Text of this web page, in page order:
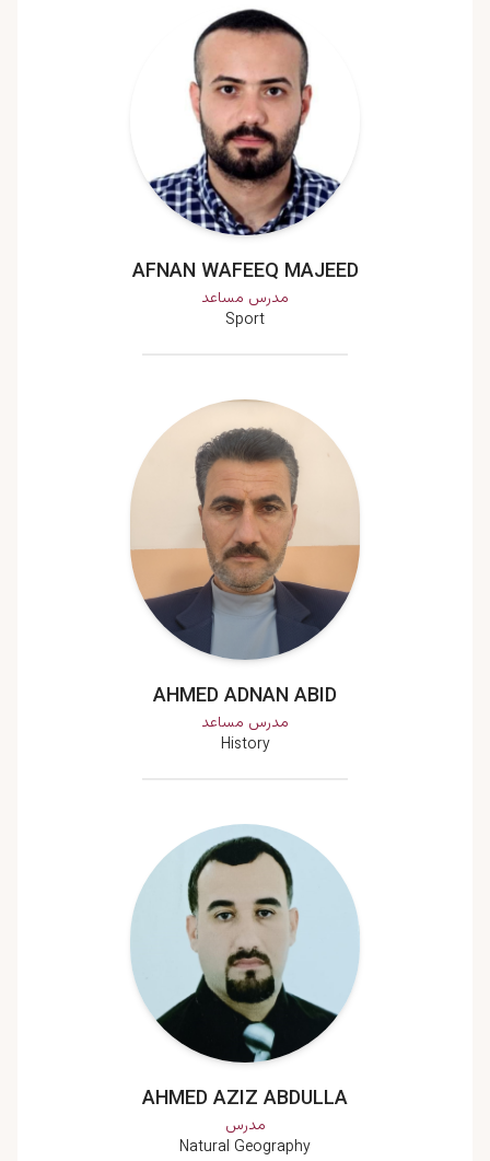
AFNAN WAFEEQ MAJEED
مدرس مساعد
Sport
AHMED ADNAN ABID
مدرس مساعد
History
AHMED AZIZ ABDULLA
مدرس
Natural Geography